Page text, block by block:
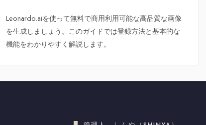
Leonardo.aiを使って無料で商用利用可能な高品質な画像
を生成しましょう。このガイドでは登録方法と基本的な
機能をわかりやすく解説します。